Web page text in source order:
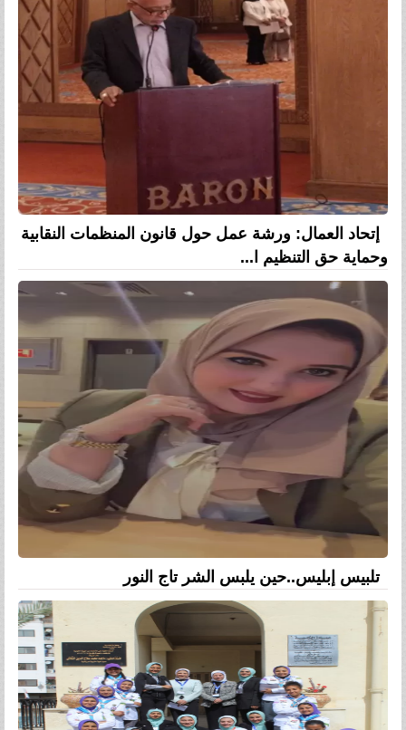
إتحاد العمال: ورشة عمل حول قانون المنظمات النقابية
وحماية حق التنظيم ا...
تلبيس إبليس..حين يلبس الشر تاج النور